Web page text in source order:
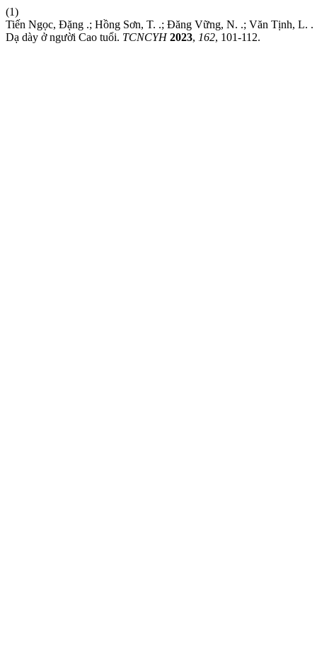
(1)
Tiến Ngọc, Đặng .; Hồng Sơn, T. .; Đăng Vững, N. .; Văn Tịnh, L.
Dạ dày ở người Cao tuổi. TCNCYH 2023, 162, 101-112.